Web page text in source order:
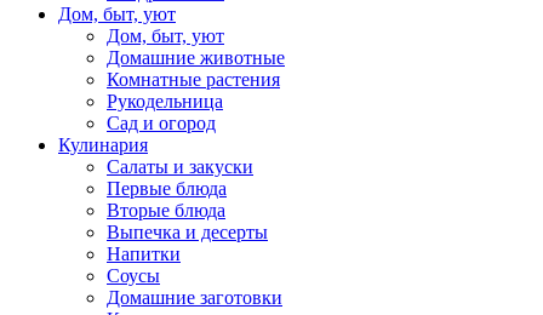
Дом, быт, уют
Дом, быт, уют
Домашние животные
Комнатные растения
Рукодельница
Сад и огород
Кулинария
Салаты и закуски
Первые блюда
Вторые блюда
Выпечка и десерты
Напитки
Соусы
Домашние заготовки